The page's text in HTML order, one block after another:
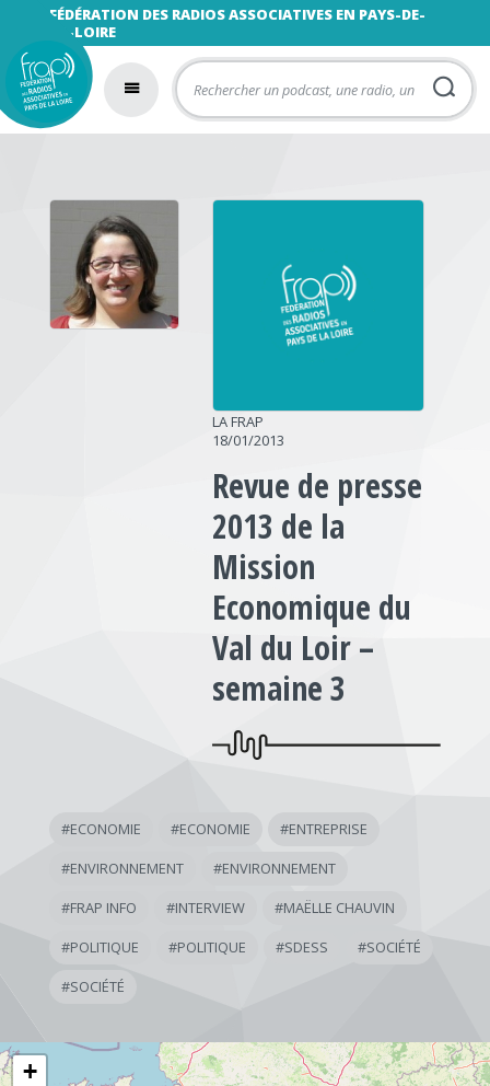
FÉDÉRATION DES RADIOS ASSOCIATIVES EN PAYS-DE-
LA-LOIRE
LA FRAP
18/01/2013
Revue de presse
2013 de la
Mission
Economique du
Val du Loir –
semaine 3
#ECONOMIE #ECONOMIE #ENTREPRISE
#ENVIRONNEMENT #ENVIRONNEMENT
#FRAP INFO #INTERVIEW #MAËLLE CHAUVIN
#POLITIQUE #POLITIQUE #SDESS #SOCIÉTÉ
#SOCIÉTÉ
+